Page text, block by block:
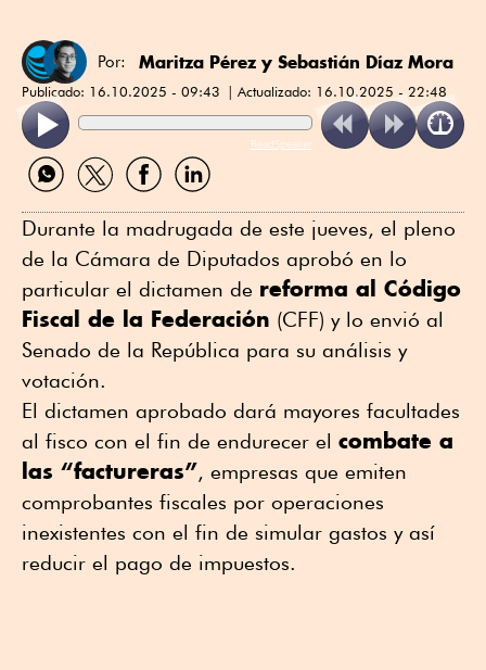
Por: Maritza Pérez y Sebastián Díaz Mora
Publicado: 16.10.2025 - 09:43 Actualizado: 16.10.2025 - 22:48
ReadSpeaker
Compartir
por
Compartir
por
Compartir
por
Compartir
por
Durante la madrugada de este jueves, el pleno
de la Cámara de Diputados aprobó en lo
particular el dictamen de reforma al Código
Fiscal de la Federación (CFF) y lo envió al
Senado de la República para su análisis y
votación.
El dictamen aprobado dará mayores facultades
al fisco con el fin de endurecer el combate a
las “factureras”, empresas que emiten
comprobantes fiscales por operaciones
inexistentes con el fin de simular gastos y así
reducir el pago de impuestos.